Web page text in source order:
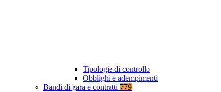
Tipologie di controllo
Obblighi e adempimenti
Bandi di gara e contratti 779